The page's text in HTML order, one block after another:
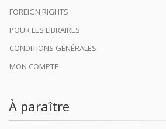
FOREIGN RIGHTS
POUR LES LIBRAIRES
CONDITIONS GÉNÉRALES
MON COMPTE
À paraître